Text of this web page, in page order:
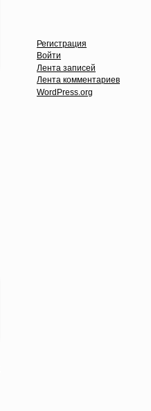
Регистрация
Войти
Лента записей
Лента комментариев
WordPress.org